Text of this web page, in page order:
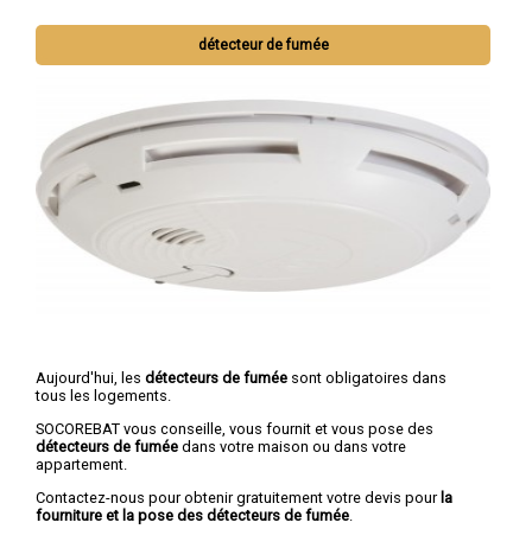
détecteur de fumée
Aujourd'hui, les détecteurs de fumée sont obligatoires dans
tous les logements.
SOCOREBAT vous conseille, vous fournit et vous pose des
détecteurs de fumée dans votre maison ou dans votre
appartement.
Contactez-nous pour obtenir gratuitement votre devis pour la
fourniture et la pose des détecteurs de fumée